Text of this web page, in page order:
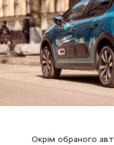
Окрім обраного